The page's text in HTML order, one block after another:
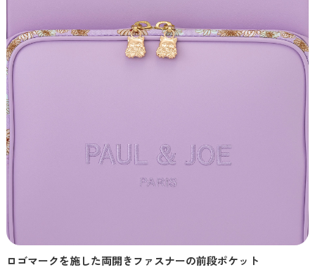
ロゴマークを施した両開きファスナーの前段ポケット